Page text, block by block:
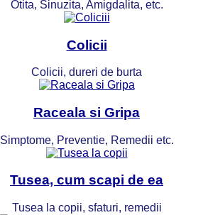
Otita, Sinuzita, Amigdalita, etc.
Colicii
Colicii, dureri de burta
Raceala si Gripa
Simptome, Preventie, Remedii etc.
Tusea, cum scapi de ea
Tusea la copii, sfaturi, remedii